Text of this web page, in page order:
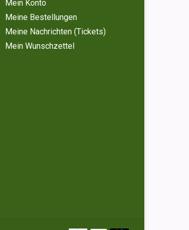
Mein Konto
Meine Bestellungen
Meine Nachrichten (Tickets)
Mein Wunschzettel